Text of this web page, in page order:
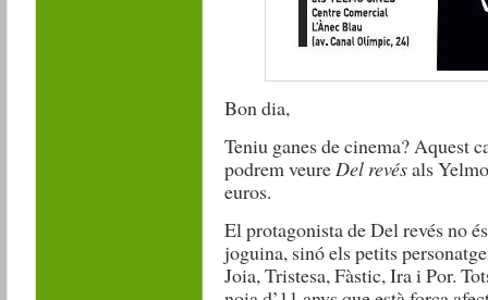
Bon dia,
Teniu ganes de cinema? Aquest
podrem veure Del revésals
euros.
El protagonista de Del revés no
joguina, sinó els petits
Joia, Tristesa, Fàstic, Ira i Por.